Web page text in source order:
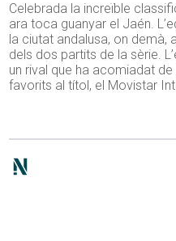
Celebrada la increïble
ara toca guanyar el Jaén.
la ciutat andalusa, on demà,
dels dos partits de la sèrie.
un rival que ha acomiadat
favorits al títol, el Movistar